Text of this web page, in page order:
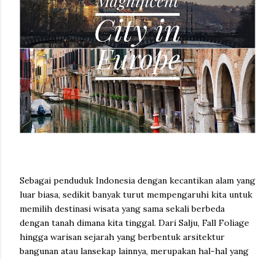
Sebagai penduduk Indonesia dengan kecantikan alam yang
luar biasa, sedikit banyak turut mempengaruhi kita untuk
memilih destinasi wisata yang sama sekali berbeda
dengan tanah dimana kita tinggal. Dari Salju, Fall Foliage
hingga warisan sejarah yang berbentuk arsitektur
bangunan atau lansekap lainnya, merupakan hal-hal yang